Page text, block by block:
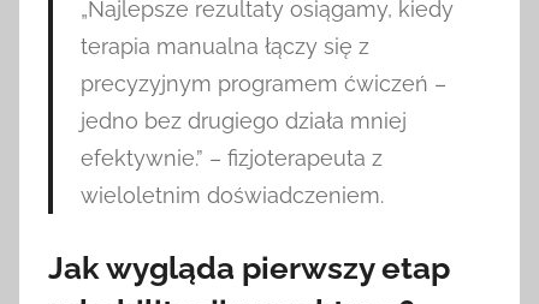
„Najlepsze rezultaty osiągamy, kiedy
terapia manualna łączy się z
precyzyjnym programem ćwiczeń –
jedno bez drugiego działa mniej
efektywnie.” – fizjoterapeuta z
wieloletnim doświadczeniem.
Jak wygląda pierwszy etap